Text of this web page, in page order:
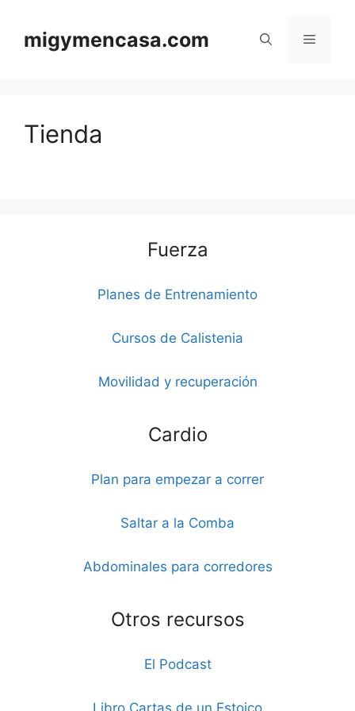
contenido
migymencasa.com Menú
Tienda
Fuerza
Planes de Entrenamiento
Cursos de Calistenia
Movilidad y recuperación
Cardio
Plan para empezar a correr
Saltar a la Comba
Abdominales para corredores
Otros recursos
El Podcast
Libro Cartas de un Estoico